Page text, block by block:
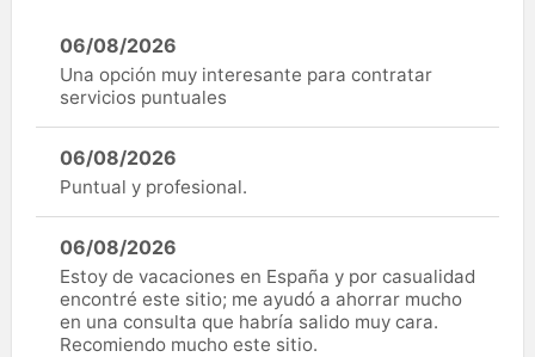
06/08/2026
Una opción muy interesante para contratar
servicios puntuales
06/08/2026
Puntual y profesional.
06/08/2026
Estoy de vacaciones en España y por casualidad
encontré este sitio; me ayudó a ahorrar mucho
en una consulta que habría salido muy cara.
Recomiendo mucho este sitio.